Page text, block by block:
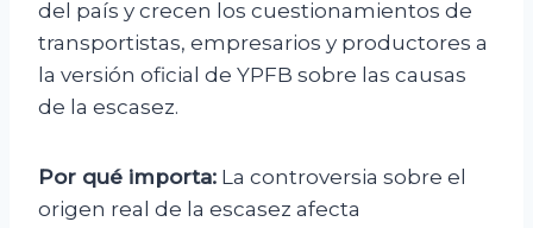
del país y crecen los cuestionamientos de
transportistas, empresarios y productores a
la versión oficial de YPFB sobre las causas
de la escasez.
Por qué importa: La controversia sobre el
origen real de la escasez afecta